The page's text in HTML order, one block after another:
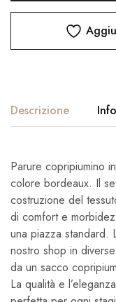
Descrizione
Parure copripiumino
colore bordeaux. Il
costruzione del
di comfort e
una piazza standard.
nostro shop in
da un sacco
La qualità e